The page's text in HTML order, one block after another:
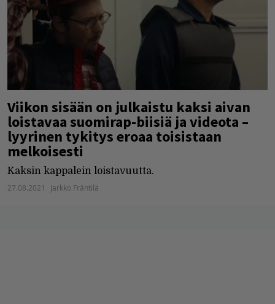
Viikon sisään on julkaistu kaksi aivan
loistavaa suomirap-biisiä ja videota –
lyyrinen tykitys eroaa toisistaan
melkoisesti
Kaksin kappalein loistavuutta.
27.08.2021 Jarkko Fräntilä